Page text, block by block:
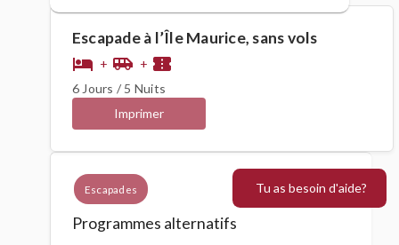
Escapades
Programmes alternatifs
Escapade à l’Île Maurice, sans vols
hotel + airport_shuttle + confirmation_number
6 Jours / 5 Nuits
Imprimer
Tu as besoin d'aide?